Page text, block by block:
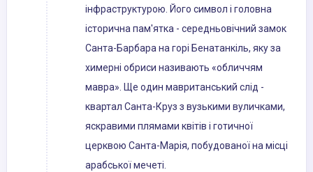
інфраструктурою. Його символ і головна
історична пам'ятка - середньовічний замок
Санта-Барбара на горі Бенатанкіль, яку за
химерні обриси називають «обличчям
мавра». Ще один мавританський слід -
квартал Санта-Круз з вузькими вуличками,
яскравими плямами квітів і готичної
церквою Санта-Марія, побудованої на місці
арабської мечеті.